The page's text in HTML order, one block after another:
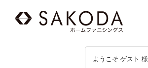
ようこそ ゲスト 様